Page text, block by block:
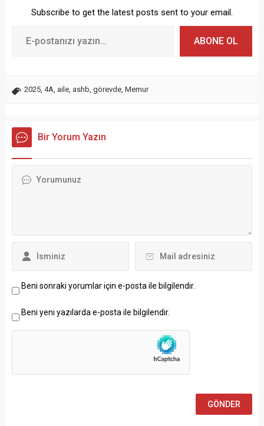
Subscribe to get the latest posts sent to your email.
ABONE OL
2025 4A aile ashb görevde Memur
Bir Yorum Yazın
Beni sonraki yorumlar için e-posta ile bilgilendir.
Beni yeni yazılarda e-posta ile bilgilendir.